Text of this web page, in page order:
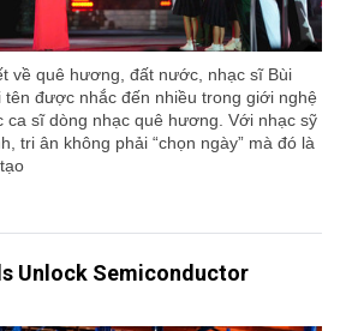
về quê hương, đất nước, nhạc sĩ Bùi
tên được nhắc đến nhiều trong giới nghệ
ca sĩ dòng nhạc quê hương. Với nhạc sỹ
tri ân không phải “chọn ngày” mà đó là
Unlock Semiconductor